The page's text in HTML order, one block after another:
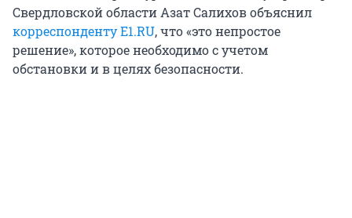
Свердловской области Азат Салихов объяснил
корреспонденту E1.RU, что «это непростое
решение», которое необходимо с учетом
обстановки и в целях безопасности.